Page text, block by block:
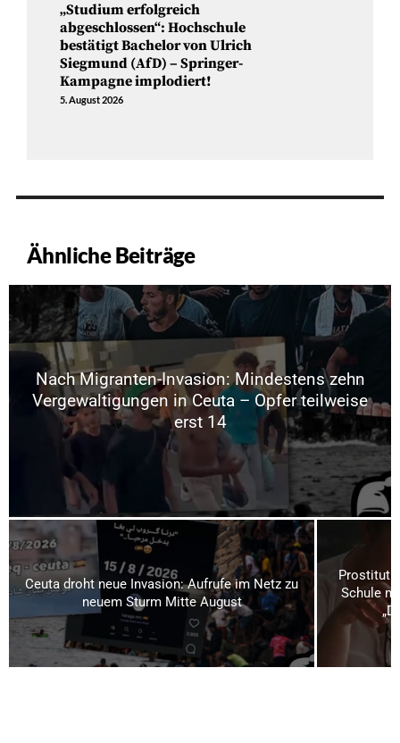
„Studium erfolgreich
abgeschlossen“: Hochschule
bestätigt Bachelor von Ulrich
Siegmund (AfD) – Springer-
Kampagne implodiert!
5. August 2026
Ähnliche Beiträge
Nach Migranten-Invasion: Mindestens zehn
Vergewaltigungen in Ceuta – Opfer teilweise
erst 14
Ceuta droht neue Invasion: Aufrufe im Netz zu
neuem Sturm Mitte August
Schule